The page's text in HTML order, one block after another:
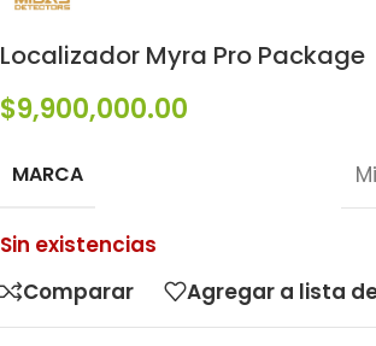
Localizador Myra Pro Package
$9,900,000.00
MARCA
Sin existencias
Comparar
Agregar a lista